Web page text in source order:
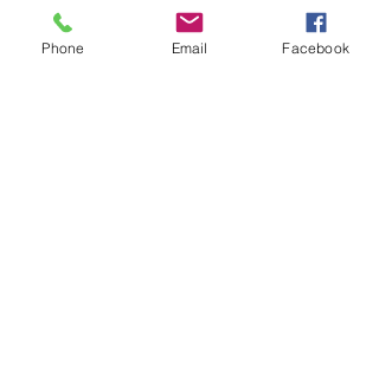
106
Phone Email Facebook